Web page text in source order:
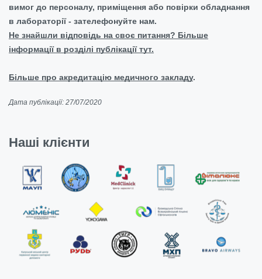
вимог до персоналу, приміщення або повірки обладнання
в лабораторії - зателефонуйте нам.
Не знайшли відповідь на своє питання? Більше
інформації в розділі публікації тут.
Більше про акредитацію медичного закладу.
Дата публікації: 27/07/2020
Наші клієнти